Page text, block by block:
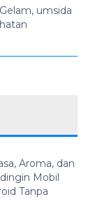
umsida
Aroma, dan
Mobil
Tanpa